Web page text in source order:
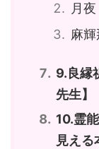
月夜
麻輝
9.良縁
先生】
10.霊
見える